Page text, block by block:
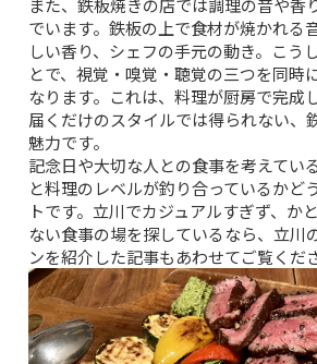
また、鉄板焼きの店では調理の音や香
でいます。鉄板の上で食材が焼かれる
しい香り、シェフの手元の動き。こう
とで、視覚・嗅覚・聴覚の三つを同時
なります。これは、料理が厨房で完成
届くだけのスタイルでは得られない、
魅力です。
記念日や大切な人との食事を考えてい
と料理のレベルが釣り合っているかど
トです。立川でカジュアルすぎず、か
ない食事の場を探しているなら、 立川
ンを紹介した記事もあわせてご覧くだ